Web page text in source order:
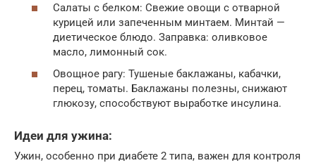
Салаты с белком: Свежие овощи с отварной
курицей или запеченным минтаем. Минтай —
диетическое блюдо. Заправка: оливковое
масло, лимонный сок.
Овощное рагу: Тушеные баклажаны, кабачки,
перец, томаты. Баклажаны полезны, снижают
глюкозу, способствуют выработке инсулина.
Идеи для ужина:
Ужин, особенно при диабете 2 типа, важен для контроля